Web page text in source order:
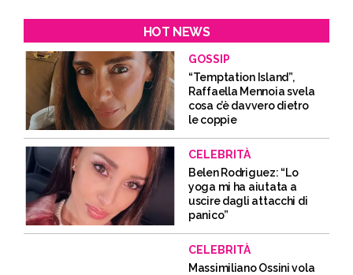
HOT NEWS
GOSSIP
“Temptation Island”,
Raffaella Mennoia svela
cosa c’è davvero dietro
le coppie
CELEBRITÀ
Belen Rodriguez: “Lo
yoga mi ha aiutata a
uscire dagli attacchi di
panico”
CELEBRITÀ
Massimiliano Ossini vola